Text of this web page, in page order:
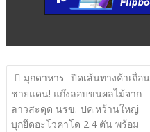
แนะแนว
เรื่อง
มุกดาหาร -ปิดเส้นทางค้าเถื่อน
ชายแดน! แก๊งลอบขนผลไม้จาก
ลาวสะดุด นรข.-ปค.หว้านใหญ่
บุกยึดอะโวคาโด 2.4 ตัน พร้อม